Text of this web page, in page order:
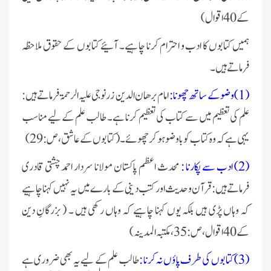
کے 40 اقوال )
ہمیں کتابوں کا ادب و احترام کرنا چاہیے۔ آئیے کتابوں کے حقوق ملاحظہ
فرماتے ہیں۔
(1) وضو کے ساتھ چھونا :
امام برھان الدین زرنوجی علیہ الرحمۃ فرماتے ہیں :
علم کی تعظیم میں سے کتاب کی تعظیم کرنا ہے۔ طالب علم کے لیے مناسب
یہی ہے کہ وہ کتاب کو باوضو ہو کر چھوئے ۔ (کتابوں کے عاشق ، ص : 29 )
(2) ادب سے پکارنا :
محدث اعظم پاکستان مولانا سردار احمد چشتی قادری
فرماتے ہیں : قرآن وحدیث اور کتب دینی کے بارے میں یہ نہیں کہنا چاہیے
کہ وہاں پڑی ہیں بلکہ یوں کہنا چاہیے کہ وہاں رکھی ہیں ۔ ( بزرگانِ دین
کے 40 اقوال ،ص : 35 ، مکتبہ المدینہ)
(3) کتابوں کی طرف پاؤں نہ کرنا :
طالب علم کے لیے یہ بھی ضروری ہے